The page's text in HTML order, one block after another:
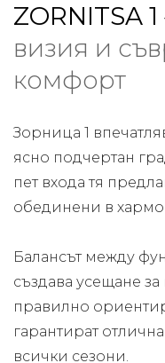
ZORNITSA 1
визия и
комфорт
Зорница 1
ясно подчертан
пет входа тя
обединени в
Балансът между
създава усещане
правилно
гарантират
всички сезони.